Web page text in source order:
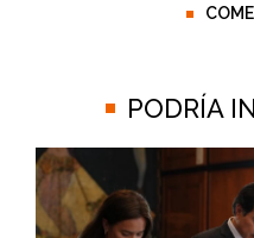
PODRÍA